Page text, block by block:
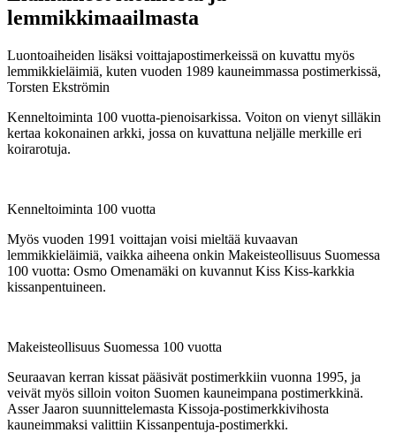
lemmikkimaailmasta
Luontoaiheiden lisäksi voittajapostimerkeissä on kuvattu myös
lemmikkieläimiä, kuten vuoden 1989 kauneimmassa postimerkissä,
Torsten Ekströmin
Kenneltoiminta 100 vuotta-pienoisarkissa. Voiton on vienyt silläkin
kertaa kokonainen arkki, jossa on kuvattuna neljälle merkille eri
koirarotuja.
Kenneltoiminta 100 vuotta
Myös vuoden 1991 voittajan voisi mieltää kuvaavan
lemmikkieläimiä, vaikka aiheena onkin Makeisteollisuus Suomessa
100 vuotta: Osmo Omenamäki on kuvannut Kiss Kiss-karkkia
kissanpentuineen.
Makeisteollisuus Suomessa 100 vuotta
Seuraavan kerran kissat pääsivät postimerkkiin vuonna 1995, ja
veivät myös silloin voiton Suomen kauneimpana postimerkkinä.
Asser Jaaron suunnittelemasta Kissoja-postimerkkivihosta
kauneimmaksi valittiin Kissanpentuja-postimerkki.